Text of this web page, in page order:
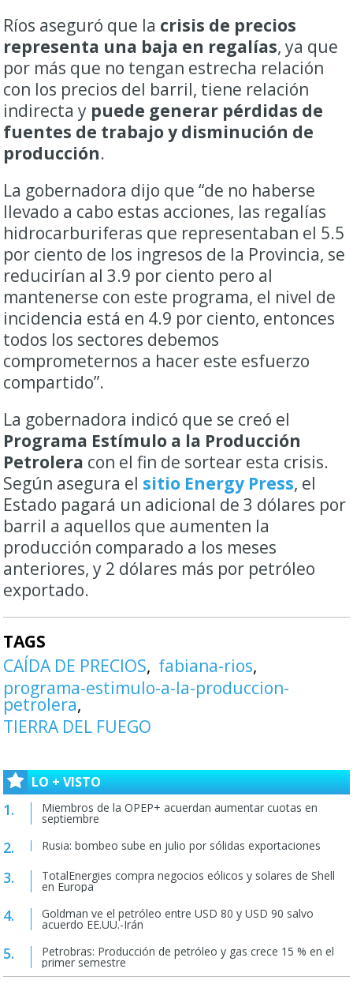
Ríos aseguró que la crisis de precios
representa una baja en regalías, ya que
por más que no tengan estrecha relación
con los precios del barril, tiene relación
indirecta y puede generar pérdidas de
fuentes de trabajo y disminución de
producción.
La gobernadora dijo que “de no haberse
llevado a cabo estas acciones, las regalías
hidrocarburiferas que representaban el 5.5
por ciento de los ingresos de la Provincia, se
reducirían al 3.9 por ciento pero al
mantenerse con este programa, el nivel de
incidencia está en 4.9 por ciento, entonces
todos los sectores debemos
comprometernos a hacer este esfuerzo
compartido”.
La gobernadora indicó que se creó el
Programa Estímulo a la Producción
Petrolera con el fin de sortear esta crisis.
Según asegura el sitio Energy Press, el
Estado pagará un adicional de 3 dólares por
barril a aquellos que aumenten la
producción comparado a los meses
anteriores, y 2 dólares más por petróleo
exportado.
TAGS
CAÍDA DE PRECIOS
fabiana-rios
programa-estimulo-a-la-produccion-
petrolera
TIERRA DEL FUEGO
LO + VISTO
Miembros de la OPEP+ acuerdan aumentar cuotas en
septiembre
Rusia: bombeo sube en julio por sólidas exportaciones
TotalEnergies compra negocios eólicos y solares de Shell
en Europa
Goldman ve el petróleo entre USD 80 y USD 90 salvo
acuerdo EE.UU.-Irán
Petrobras: Producción de petróleo y gas crece 15 % en el
primer semestre